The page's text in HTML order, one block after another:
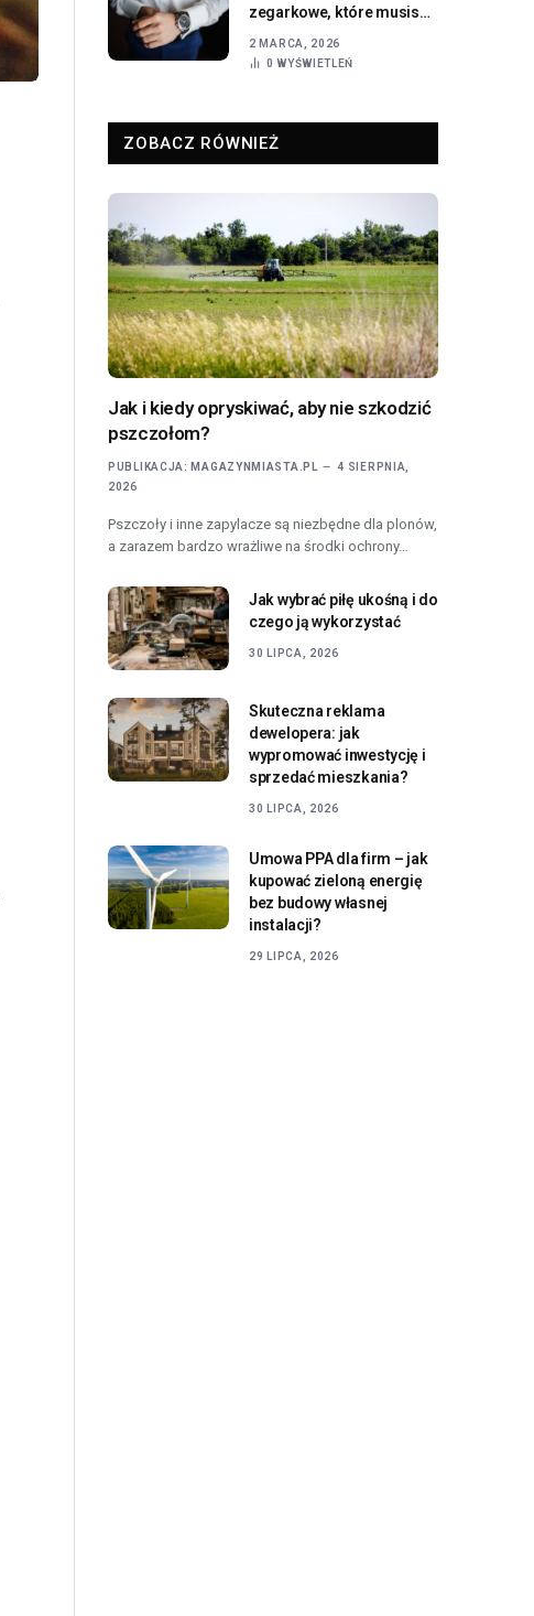
zegarkowe, które musisz
2 MARCA, 2026
0WYŚWIETLEŃ
ZOBACZ RÓWNIEŻ
Jak i kiedy opryskiwać, aby nie szkodzić
pszczołom?
PUBLIKACJA: MAGAZYNMIASTA.PL
4 SIERPNIA,
2026
Pszczoły i inne zapylacze są niezbędne dla plonów,
a zarazem bardzo wrażliwe na środki ochrony…
Jak wybrać piłę ukośną i do
czego ją wykorzystać
30 LIPCA, 2026
Skuteczna reklama
dewelopera: jak
wypromować inwestycję i
sprzedać mieszkania?
30 LIPCA, 2026
Umowa PPA dla firm – jak
kupować zieloną energię
bez budowy własnej
instalacji?
29 LIPCA, 2026